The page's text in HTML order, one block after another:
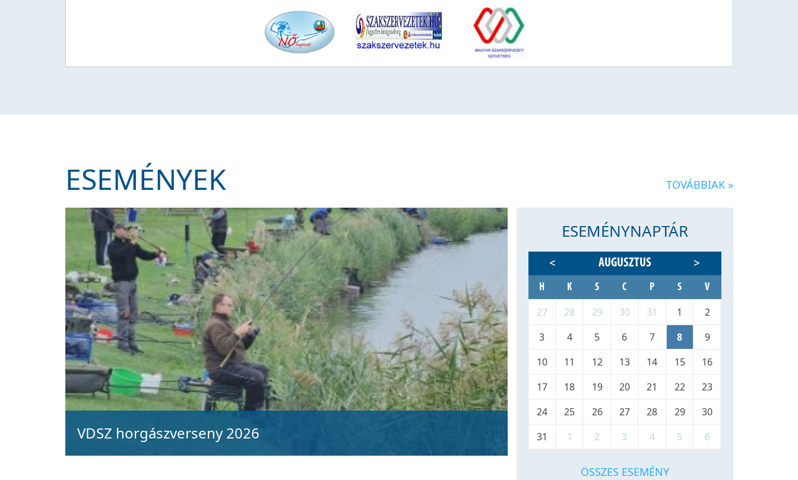
ESEMÉNYEK TOVÁBBIAK »
VDSZ horgászverseny 2026
ESEMÉNYNAPTÁR
< AUGUSZTUS >
H K S C P S V
27 28 29 30 31 1
2
3
4 5 6 7 8
9
10
11 12 13 14 15
16
17
18 19 20 21 22
23
24
25 26 27 28 29
30
31
1 2 3 4 5 6
ÖSSZES ESEMÉNY